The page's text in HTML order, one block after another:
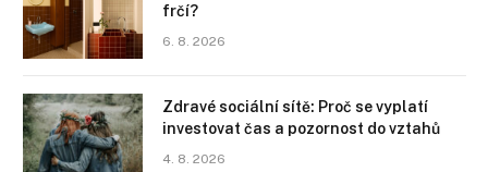
frčí?
6. 8. 2026
Zdravé sociální sítě: Proč se vyplatí
investovat čas a pozornost do vztahů
4. 8. 2026